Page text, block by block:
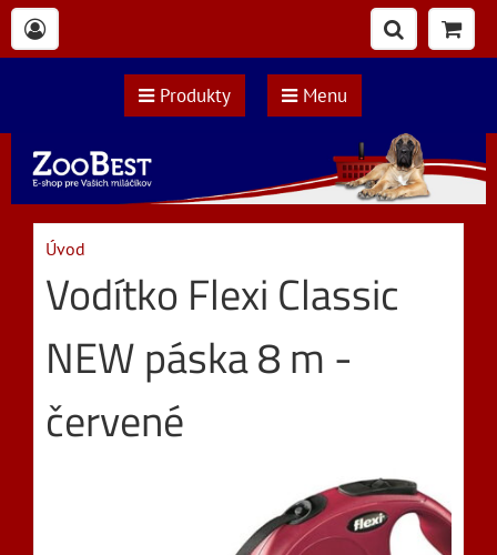
Produkty Menu
Úvod
Vodítko Flexi Classic
NEW páska 8 m -
červené